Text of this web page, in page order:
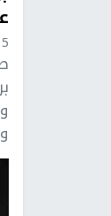
5 سنوات، 6 أشهر ago